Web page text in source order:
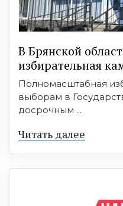
В Брянской
избирательная
Полномасштабная
выборам в
досрочным ...
Читать далее